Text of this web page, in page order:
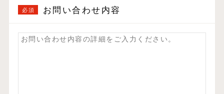
お問い合わせ内容